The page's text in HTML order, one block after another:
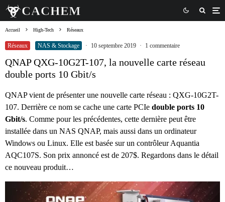
Accueil High-Tech Réseaux
Réseaux NAS & Stockage · 10 septembre 2019 · 1 commentaire
QNAP QXG-10G2T-107, la nouvelle carte réseau
double ports 10 Gbit/s
QNAP vient de présenter une nouvelle carte réseau : QXG-10G2T-
107. Derrière ce nom se cache une carte PCIe double ports 10
Gbit/s. Comme pour les précédentes, cette dernière peut être
installée dans un NAS QNAP, mais aussi dans un ordinateur
Windows ou Linux. Elle est basée sur un contrôleur Aquantia
AQC107S. Son prix annoncé est de 207$. Regardons dans le détail
ce nouveau produit…